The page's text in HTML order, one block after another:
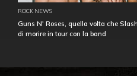
ROCK NEWS
Guns N' Roses, quella volta che
di morire in tour con la band